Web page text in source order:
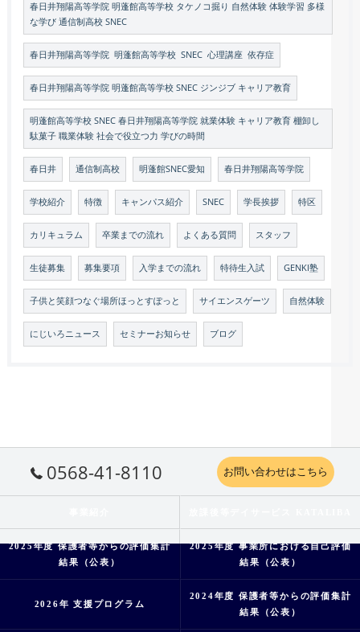
春日井翔陽高等学院 明蓬館高等学校 タケノコ掘り 自然体験 体験学習 多様
な学び 通信制高校 SNEC
春日井翔陽高等学院 明蓬館高等学校 SNEC 心理講座 依存症
春日井翔陽高等学院 明蓬館高等学校 SNEC ジンジブ キャリア教育
明蓬館高等学校 SNEC 春日井翔陽高等学院 就業体験 キャリア教育 棚卸し
駄菓子 職業体験 社会で役立つ力 学びの時間
春日井 通信制高校 明蓬館SNEC愛知 春日井翔陽高等学院
学校紹介 特徴 キャンパス紹介 SNEC 学長挨拶 特区
カリキュラム 卒業までの流れ よくある質問 スタッフ
生徒募集 募集要項 入学までの流れ 特待生入試 GENKI塾
子供と笑顔つなぐ場所ほっとすぽっと サイエンスゲーツ 自然体験
にじいろニュース セミナーお知らせ ブログ
0568-41-8110 お問い合わせはこちら
2025年度 保護者等からの評価集計
結果（公表）
2025年度 事業所における自己評価
結果（公表）
2026年 支援プログラム
2024年度 保護者等からの評価集計
結果（公表）